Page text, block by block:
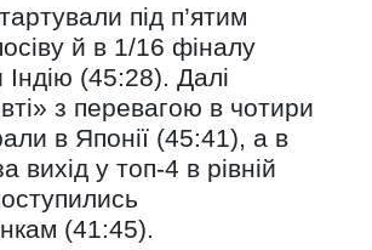
під п’ятим
й в 1/16 фіналу
(45:28). Далі
з перевагою в чотири
в Японії (45:41), а в
вихід у топ-4 в рівній
(41:45).